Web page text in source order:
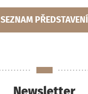
SEZNAM PŘEDSTAVENÍ